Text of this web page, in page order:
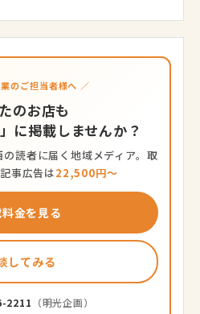
のご担当者様へ ／
のお店も
に掲載しませんか？
読者に届く地域メディア。取
事広告は22,500円〜
金を見る
してみる
2211 （明光企画）